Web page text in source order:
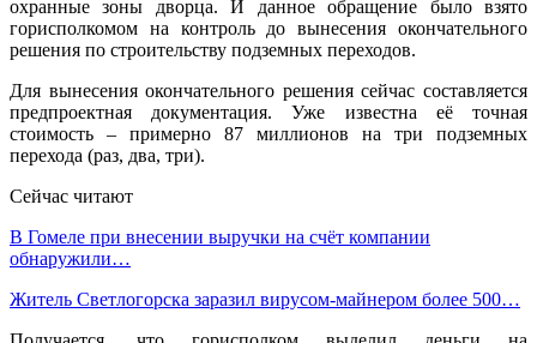
охранные зоны дворца. И данное обращение было взято
горисполкомом на контроль до вынесения окончательного
решения по строительству подземных переходов.
Для вынесения окончательного решения сейчас составляется
предпроектная документация. Уже известна её точная
стоимость – примерно 87 миллионов на три подземных
перехода (раз, два, три).
Сейчас читают
В Гомеле при внесении выручки на счёт компании
обнаружили…
Житель Светлогорска заразил вирусом-майнером более 500…